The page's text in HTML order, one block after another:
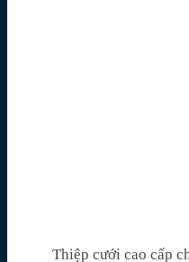
Thiệp cưới cao cấp